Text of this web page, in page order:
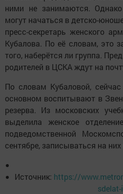
ними не занимаются.
могут начаться в детско-
пресс-секретарь женского
Кубалова. По её словам, это
того, наберётся ли группа.
родителей в ЦСКА ждут на
По словам Кубаловой,
основном воспитывают в
резерва. Из московских
выделила женское
подведомственной
сентябре, записываться на
Источник: https://